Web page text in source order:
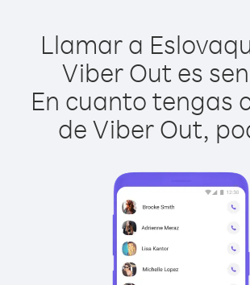
Llamar a
Viber Out es
En cuanto tengas
de Viber Out,